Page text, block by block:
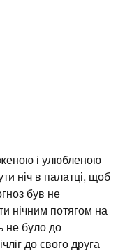
до свого друга
якогови можете
фірмового
Чайна»,а
мандрівки.